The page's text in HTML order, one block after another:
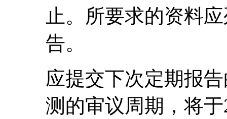
止。所要求的资料
告。
应提交下次定期报
测的审议周期，将